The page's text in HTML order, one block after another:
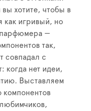
вы хотите, чтобы в
как игривый, но
парфюмера —
так,
совпадал с
когда нет идеи,
Выставляем
компонентов